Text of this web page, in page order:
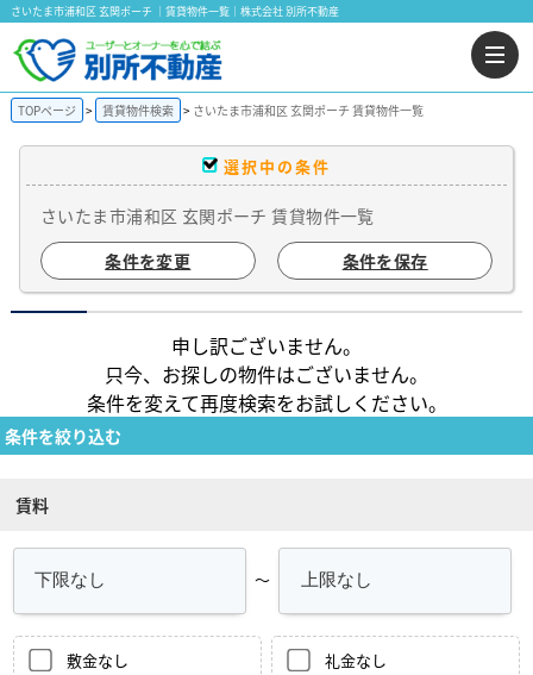
さいたま市浦和区 玄関ポーチ ｜賃貸物件一覧｜株式会社 別所不動産
TOPページ 賃貸物件検索 さいたま市浦和区 玄関ポーチ 賃貸物件一覧
選択中の条件
さいたま市浦和区 玄関ポーチ 賃貸物件一覧
条件を変更
条件を保存
申し訳ございません。
只今、お探しの物件はございません。
条件を変えて再度検索をお試しください。
条件を絞り込む
賃料
～
敷金なし 礼金なし